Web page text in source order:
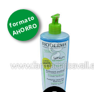
formato
AHORRO